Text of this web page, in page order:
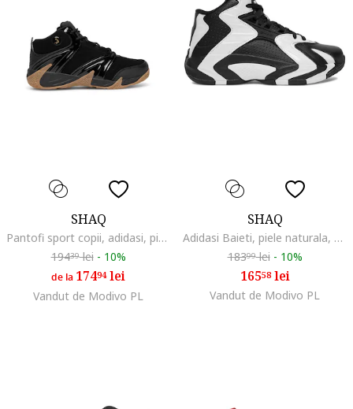
SHAQ
Pantofi sport copii, adidasi, piele naturala
19439lei - 10%
de la 17494lei
Vandut de Modivo PL
SHAQ
Adidasi Baieti, piele naturala, negru\alb
18399lei - 10%
16558lei
Vandut de Modivo PL